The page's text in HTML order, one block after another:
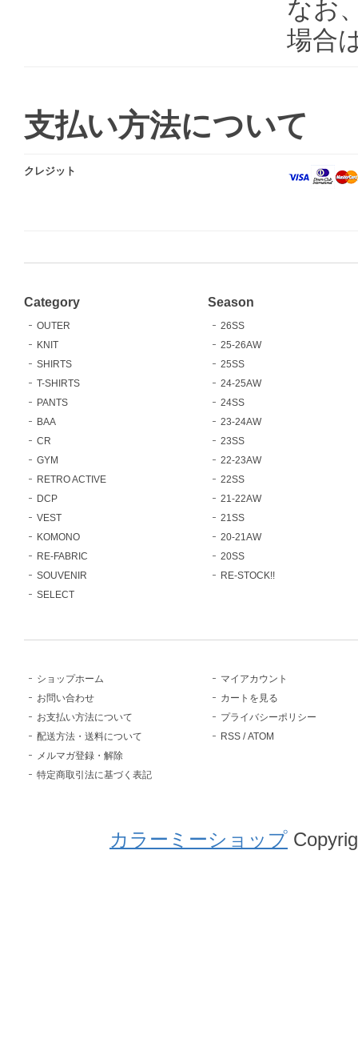
なお
場合
支払い方法について
クレジット
Category
OUTER
KNIT
SHIRTS
T-SHIRTS
PANTS
BAA
CR
GYM
RETRO ACTIVE
DCP
VEST
KOMONO
RE-FABRIC
SOUVENIR
SELECT
Season
26SS
25-26AW
25SS
24-25AW
24SS
23-24AW
23SS
22-23AW
22SS
21-22AW
21SS
20-21AW
20SS
RE-STOCK!!
ショップホーム
お問い合わせ
お支払い方法について
配送方法・送料について
メルマガ登録・解除
特定商取引法に基づく表記
マイアカウント
カートを見る
プライバシーポリシー
RSS /ATOM
カラーミーショップ